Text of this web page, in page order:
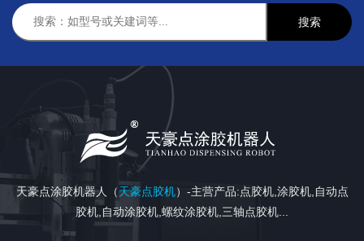
天豪点涂胶机器人（天豪点胶机）-主营产品:点胶机,涂胶机,自动点
胶机,自动涂胶机,螺纹涂胶机,三轴点胶机...